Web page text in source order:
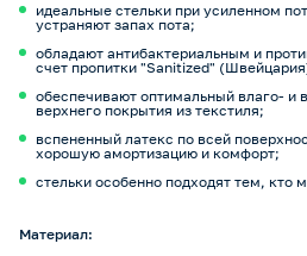
идеальные стельки при усиленном
устраняют запах пота;
обладают антибактериальным и
счет пропитки "Sanitized"
обеспечивают оптимальный влаго- и
верхнего покрытия из текстиля;
вспененный латекс по всей
хорошую амортизацию и комфорт;
стельки особенно подходят тем, кто
Материал: